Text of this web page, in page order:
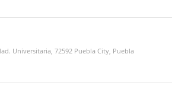
Universitaria, 72592 Puebla City, Puebla